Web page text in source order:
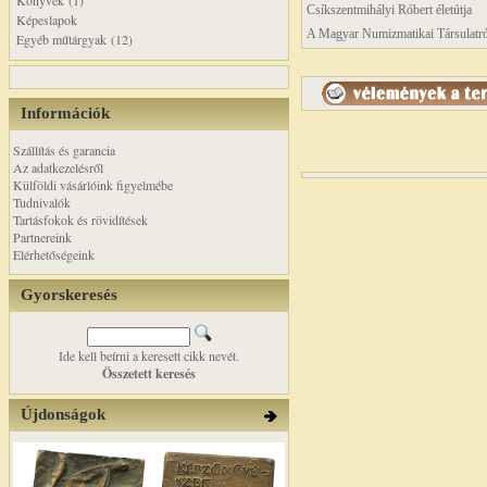
Képeslapok
Egyéb műtárgyak (12)
Információk
Szállítás és garancia
Az adatkezelésről
Külföldi vásárlóink figyelmébe
Tudnivalók
Tartásfokok és rövidítések
Partnereink
Elérhetőségeink
Gyorskeresés
Ide kell beírni a keresett cikk nevét.
Összetett keresés
Újdonságok
Csíkszentmihályi Róbert életútja
A Magyar Numizmatikai